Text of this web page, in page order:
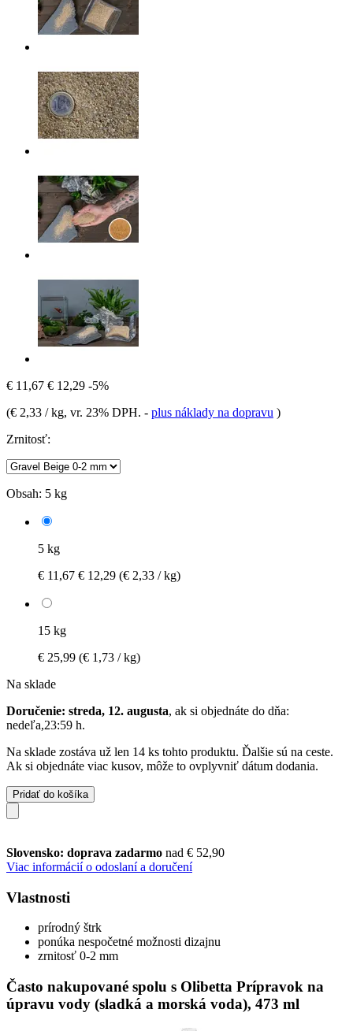
€ 11,67 € 12,29 -5%
(€ 2,33 / kg, vr. 23% DPH. - plus náklady na dopravu )
Zrnitosť:
Obsah: 5 kg
5 kg
€ 11,67 € 12,29 (€ 2,33 / kg)
15 kg
€ 25,99 (€ 1,73 / kg)
Na sklade
Doručenie: streda, 12. augusta, ak si objednáte do dňa:
nedeľa,23:59 h.
Na sklade zostáva už len 14 ks tohto produktu. Ďalšie sú na ceste.
Ak si objednáte viac kusov, môže to ovplyvniť dátum dodania.
Pridať do košíka
Slovensko: doprava zadarmo nad € 52,90
Viac informácií o odoslaní a doručení
Vlastnosti
prírodný štrk
ponúka nespočetné možnosti dizajnu
zrnitosť 0-2 mm
Často nakupované spolu s Olibetta Prípravok na
úpravu vody (sladká a morská voda), 473 ml